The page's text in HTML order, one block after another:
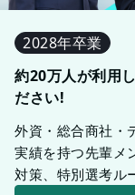
2028年卒業
約20万人が利用
ださい!
外資・総合商社・
実績を持つ先輩メ
対策、特別選考ル